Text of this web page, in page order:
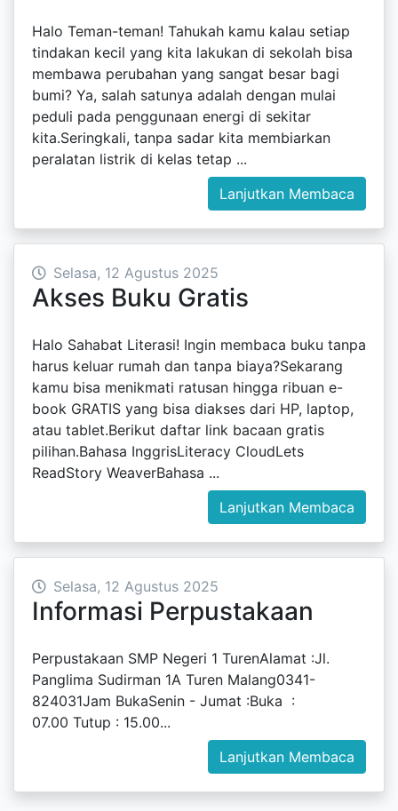
Halo Teman-teman! Tahukah kamu kalau setiap
tindakan kecil yang kita lakukan di sekolah bisa
membawa perubahan yang sangat besar bagi
bumi? Ya, salah satunya adalah dengan mulai
peduli pada penggunaan energi di sekitar
kita.Seringkali, tanpa sadar kita membiarkan
peralatan listrik di kelas tetap ...
Lanjutkan Membaca
Selasa, 12 Agustus 2025
Akses Buku Gratis
Halo Sahabat Literasi! Ingin membaca buku tanpa
harus keluar rumah dan tanpa biaya?Sekarang
kamu bisa menikmati ratusan hingga ribuan e-
book GRATIS yang bisa diakses dari HP, laptop,
atau tablet.Berikut daftar link bacaan gratis
pilihan.Bahasa InggrisLiteracy CloudLets
ReadStory WeaverBahasa ...
Lanjutkan Membaca
Selasa, 12 Agustus 2025
Informasi Perpustakaan
Perpustakaan SMP Negeri 1 TurenAlamat :Jl.
Panglima Sudirman 1A Turen Malang0341-
824031Jam BukaSenin - Jumat :Buka :
07.00 Tutup : 15.00...
Lanjutkan Membaca